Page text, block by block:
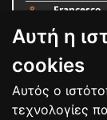
Αυτή η
cookies
Αυτός ο
τεχνολογίες
8
Francesco
9 Alex
Luca